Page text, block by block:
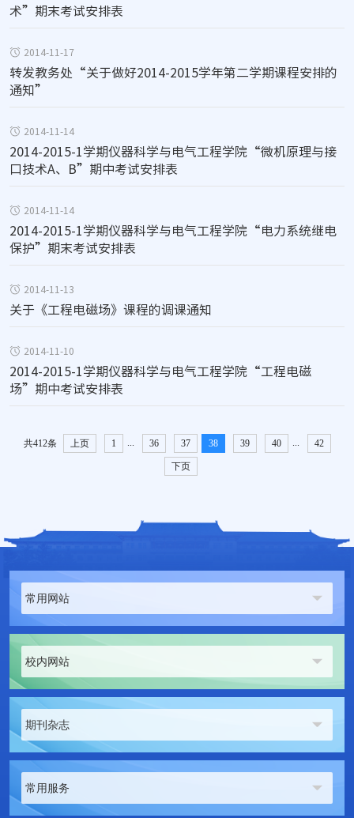
术”期末考试安排表
2014-11-17
转发教务处“关于做好2014-2015学年第二学期课程安排的
通知”
2014-11-14
2014-2015-1学期仪器科学与电气工程学院“微机原理与接
口技术A、B”期中考试安排表
2014-11-14
2014-2015-1学期仪器科学与电气工程学院“电力系统继电
保护”期末考试安排表
2014-11-13
关于《工程电磁场》课程的调课通知
2014-11-10
2014-2015-1学期仪器科学与电气工程学院“工程电磁
场”期中考试安排表
共412条 上页 1 36 37 38 39 40 42
下页
常用网站
校内网站
期刊杂志
常用服务